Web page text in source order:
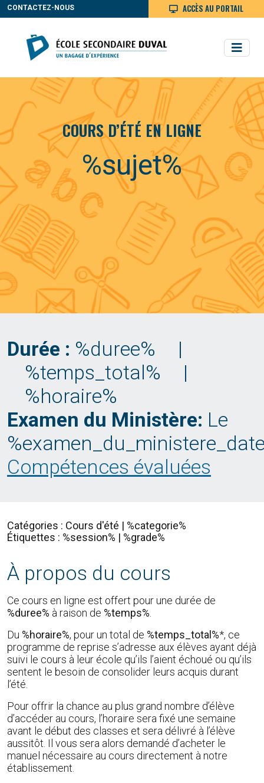
CONTACTEZ-NOUS ACCÈS AU PORTAIL
COURS D’ÉTÉ EN LIGNE
%sujet%
Durée : %duree%
|
%temps_total%
|
%horaire%
Examen du Ministère: Le
Compétences évaluées
Catégories : Cours d'été | %categorie%
Étiquettes : %session% | %grade%
À propos du cours
Ce cours en ligne est offert pour une durée de
%duree% à raison de %temps%
Du %horaire%, pour un total de %temps_total%*, ce
programme de reprise s’adresse aux élèves ayant déjà
suivi le cours à leur école qu’ils l’aient échoué ou qu’ils
sentent le besoin de consolider leurs acquis durant
l’été.
Pour offrir la chance au plus grand nombre d’élève
d’accéder au cours, l’horaire sera fixé une semaine
avant le début des classes et sera délivré à l’élève
aussitôt. Il vous sera alors demandé d’acheter le
manuel nécessaire au cours directement à notre
établissement.